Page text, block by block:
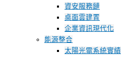
資安服務鏈
桌面雲建置
企業資訊現代化
能源整合
太陽光電系統實績